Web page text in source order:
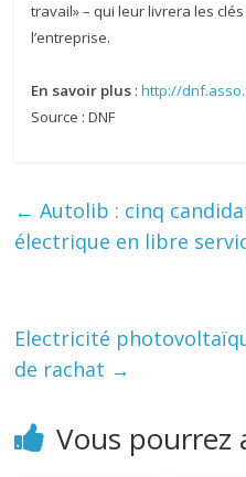
travail» – qui leur livrera les
l’entreprise.
En savoir plus :http://
Source : DNF
← Autolib : cinq
électrique en libre
Electricité
de rachat →
Vous pourrez